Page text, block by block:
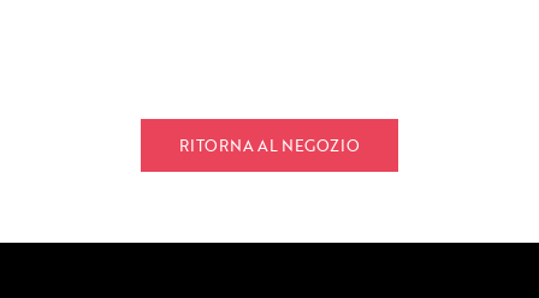
RITORNA AL NEGOZIO